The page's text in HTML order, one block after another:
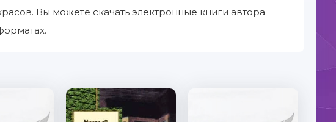
Вы можете скачать электронные книги автора